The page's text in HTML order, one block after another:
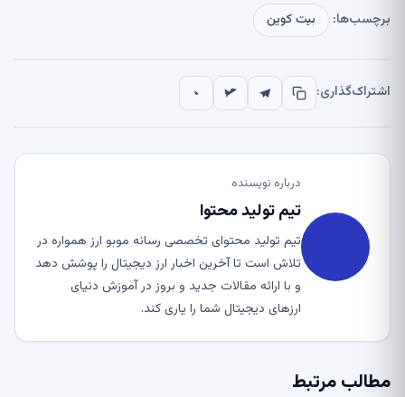
برچسب‌ها: بیت کوین
اشتراک‌گذاری:
درباره نویسنده
تیم تولید محتوا
تیم تولید محتوای تخصصی رسانه موبو ارز همواره در
تلاش است تا آخرین اخبار ارز دیجیتال را پوشش دهد
و با ارائه مقالات جدید و بروز در آموزش دنیای
ارزهای دیجیتال شما را یاری کند.
مطالب مرتبط